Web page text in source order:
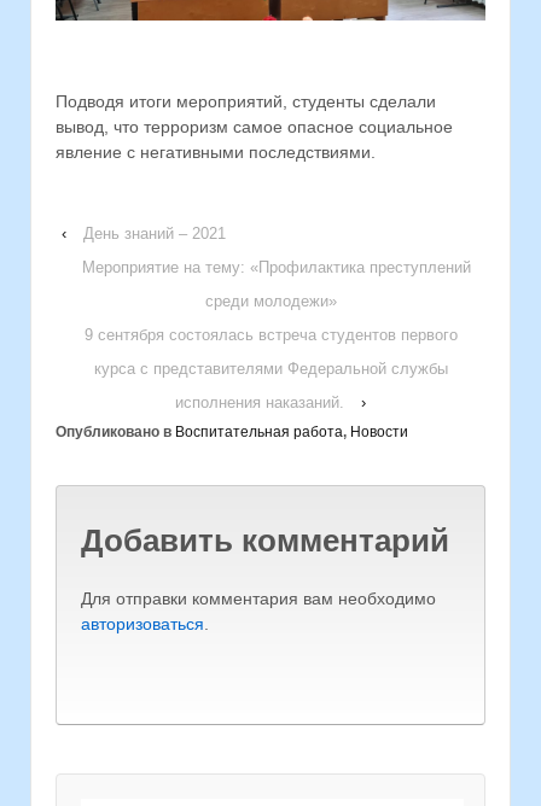
Подводя итоги мероприятий, студенты сделали
вывод, что терроризм самое опасное социальное
явление с негативными последствиями.
‹
День знаний – 2021
Мероприятие на тему: «Профилактика преступлений
среди молодежи»
9 сентября состоялась встреча студентов первого
курса с представителями Федеральной службы
исполнения наказаний.
›
Опубликовано в Воспитательная работа, Новости
Добавить комментарий
Для отправки комментария вам необходимо
авторизоваться